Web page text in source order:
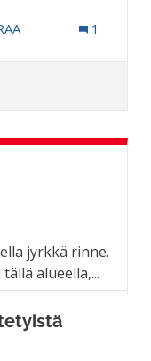
1
jyrkkä rinne.
alueella,...
PUISTO